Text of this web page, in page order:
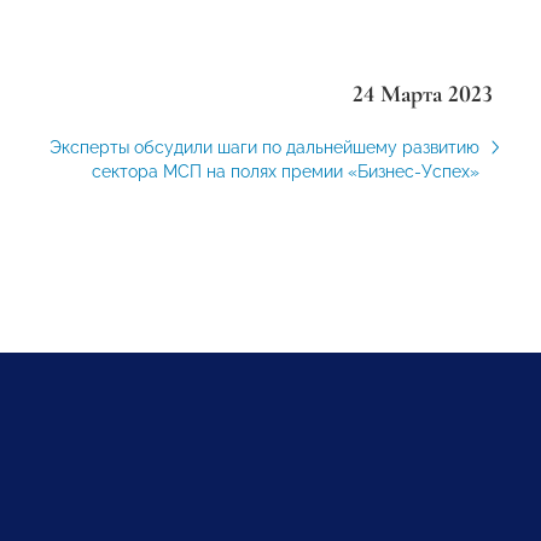
24 Марта 2023
Эксперты обсудили шаги по дальнейшему развитию
сектора МСП на полях премии «Бизнес-Успех»